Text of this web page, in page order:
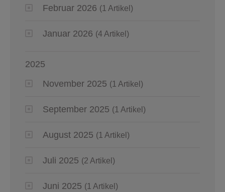
Februar 2026 (1 Artikel)
Januar 2026 (4 Artikel)
2025
November 2025 (1 Artikel)
September 2025 (1 Artikel)
August 2025 (1 Artikel)
Juli 2025 (2 Artikel)
Juni 2025 (1 Artikel)